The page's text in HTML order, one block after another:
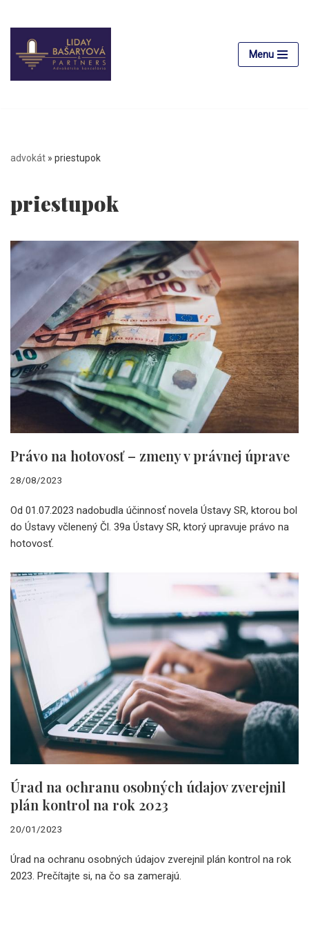
Preskočiť
na
obsah
Menu
advokát » priestupok
priestupok
Právo na hotovosť – zmeny v právnej úprave
28/08/2023
Od 01.07.2023 nadobudla účinnosť novela Ústavy SR, ktorou bol
do Ústavy včlenený Čl. 39a Ústavy SR, ktorý upravuje právo na
hotovosť.
Úrad na ochranu osobných údajov zverejnil
plán kontrol na rok 2023
20/01/2023
Úrad na ochranu osobných údajov zverejnil plán kontrol na rok
2023. Prečítajte si, na čo sa zamerajú.